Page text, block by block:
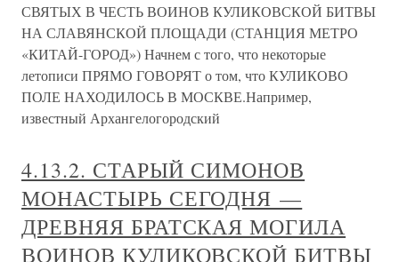
СВЯТЫХ В ЧЕСТЬ ВОИНОВ КУЛИКОВСКОЙ БИТВЫ
НА СЛАВЯНСКОЙ ПЛОЩАДИ (СТАНЦИЯ МЕТРО
«КИТАЙ-ГОРОД») Начнем с того, что некоторые
летописи ПРЯМО ГОВОРЯТ о том, что КУЛИКОВО
ПОЛЕ НАХОДИЛОСЬ В МОСКВЕ.Например,
известный Архангелогородский
4.13.2. СТАРЫЙ СИМОНОВ
МОНАСТЫРЬ СЕГОДНЯ —
ДРЕВНЯЯ БРАТСКАЯ МОГИЛА
ВОИНОВ КУЛИКОВСКОЙ БИТВЫ